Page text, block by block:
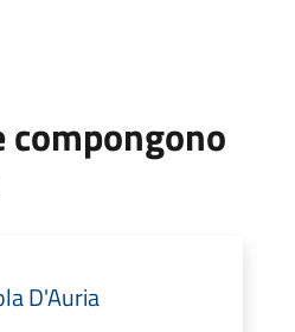
compongono
D'Auria